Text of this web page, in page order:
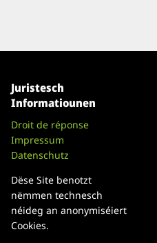
Juristesch
Informatiounen
Droit de réponse
Impressum
Datenschutz
Dëse Site benotzt
nëmmen technesch
néideg an anonymiséiert
Cookies.